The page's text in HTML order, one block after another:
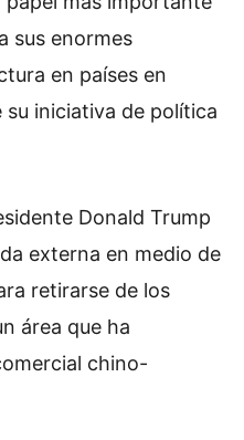
sus enormes
en países en
iniciativa de política
Donald Trump
externa en medio de
retirarse de los
área que ha
chino-